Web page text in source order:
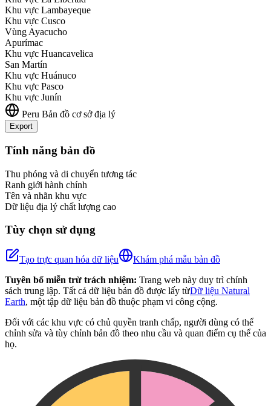
Khu vực Lambayeque
Khu vực Cusco
Vùng Ayacucho
Apurímac
Khu vực Huancavelica
San Martín
Khu vực Huánuco
Khu vực Pasco
Khu vực Junín
Peru Bản đồ cơ sở địa lý
Export
+
Tính năng bản đồ
Thu phóng và di chuyển tương tác
Ranh giới hành chính
Tên và nhãn khu vực
Dữ liệu địa lý chất lượng cao
Tùy chọn sử dụng
Tạo trực quan hóa dữ liệu
Khám phá mẫu bản đồ
Tuyên bố miễn trừ trách nhiệm: Trang web này duy trì chính
sách trung lập. Tất cả dữ liệu bản đồ được lấy từDữ liệu Natural
Earth, một tập dữ liệu bản đồ thuộc phạm vi công cộng.
Đối với các khu vực có chủ quyền tranh chấp, người dùng có thể
chỉnh sửa và tùy chỉnh bản đồ theo nhu cầu và quan điểm cụ thể của
họ.